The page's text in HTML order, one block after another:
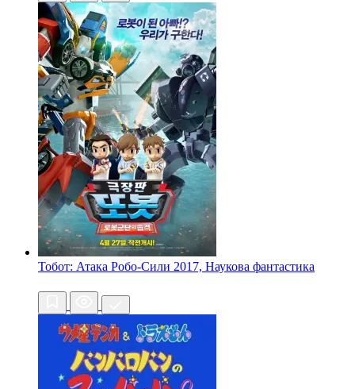
Тобот: Атака Робо-Сили 2017, Наукова фантастика